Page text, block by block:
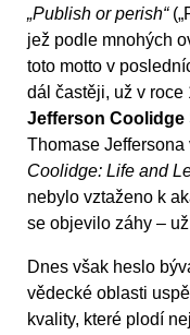
„Publish or perish“
jež podle mnohých
toto motto v
dál častěji, už v roce
Jefferson Coolidge
Thomase Jeffersona
Coolidge: Life and
nebylo vztaženo k
se objevilo záhy –
Dnes však heslo
vědecké oblasti
kvality, které plodí